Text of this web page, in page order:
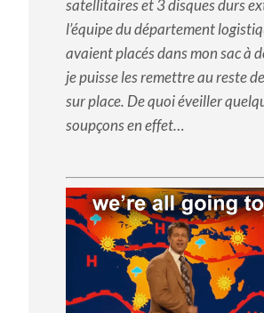
satellitaires et 3 disques durs
l’équipe du département
avaient placés dans mon sac à
je puisse les remettre au reste
sur place. De quoi éveiller
soupçons en effet…